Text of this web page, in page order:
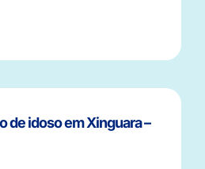
de idoso em Xinguara –